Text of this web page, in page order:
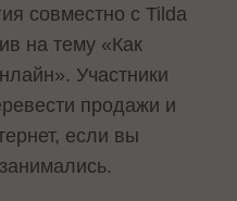
совместно с Tilda
на тему «Как
Участники
продажи и
если вы